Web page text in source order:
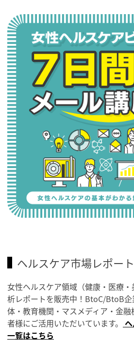
ヘルスケア市場レポート
女性ヘルスケア領域（健康・医療
析レポートを販売中！BtoC/BtoB
体・教育機関・マスメディア・金
者様にご活用いただいています。
一覧はこちら